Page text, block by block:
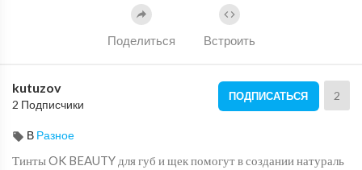
Поделиться Встроить
kutuzov
2 Подписчики
ПОДПИСАТЬСЯ 2
В Разное
Тинты OK BEAUTY для губ и щек помогут в создании натураль